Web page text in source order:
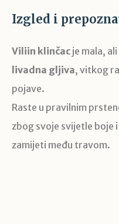
Izgled i
Viliin klinčac je mala,
livadna gljiva, vitkog
pojave.
Raste u pravilnim
zbog svoje svijetle boje
zamijeti među travom.